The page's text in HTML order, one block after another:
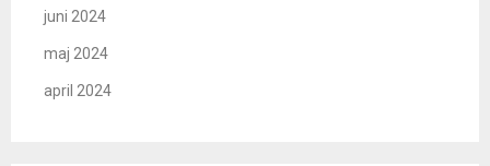
juni 2024
maj 2024
april 2024